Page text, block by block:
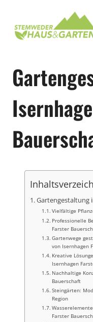
springen
Gartengestaltung
Vielfältige
Professionelle
Farster
Gartenwege
von Isernhagen
Kreative
Isernhagen
Nachhaltige
Bauerschaft
Steingärten:
Region
Farster